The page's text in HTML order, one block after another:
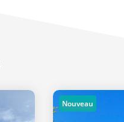
Nouveau